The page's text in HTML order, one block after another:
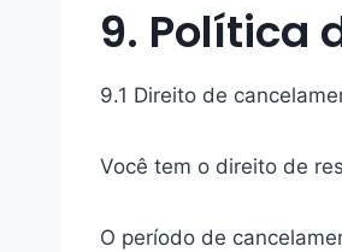
9. Política
9.1 Direito de
Você tem o direito de
O período de